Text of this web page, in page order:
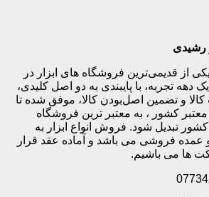
رشیدی
از قدیمی‌ترین فروشگاه های ابزار در
دهه تجربه، با پایبندی به دو اصل کلیدی،
و تضمین اصل‌بودن کالا، موفق شده تا
کشور ، به معتبر ترین فروشگاه
کشور تبدیل شود. فروش انواع ابزار به
فروشی می باشد و آماده عقد قرار
ها می باشیم.